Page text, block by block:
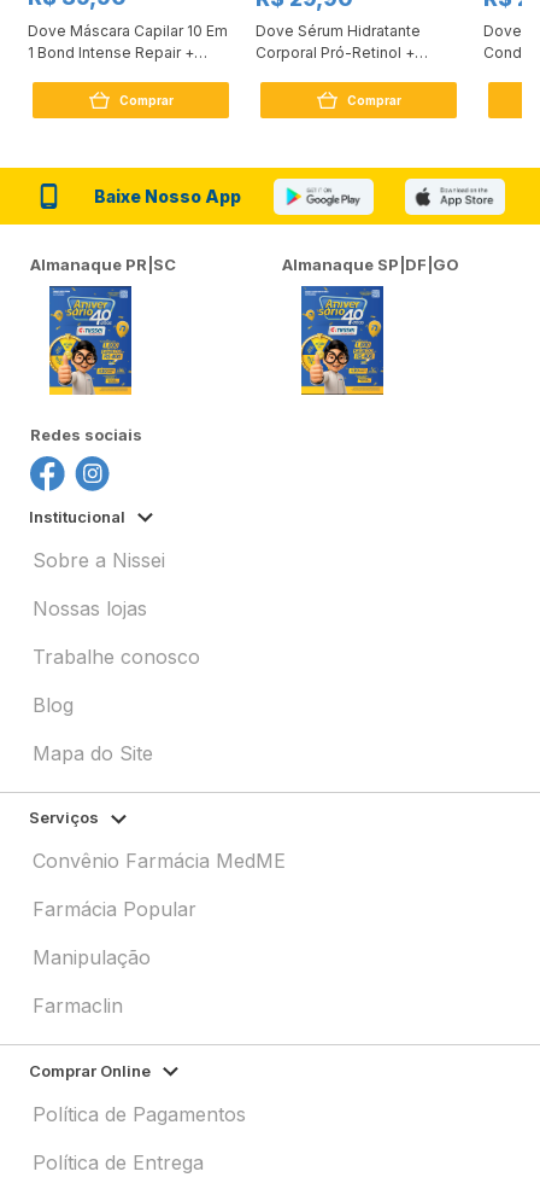
Dove Máscara Capilar 10 Em
1 Bond Intense Repair +
Comprar
Dove Sérum Hidratante
Corporal Pró-Retinol +
Comprar
Dove
Baixe Nosso App
Almanaque PR|SC Almanaque SP|DF|GO
Redes sociais
Institucional
Sobre a Nissei
Nossas lojas
Trabalhe conosco
Blog
Mapa do Site
Serviços
Convênio Farmácia MedME
Farmácia Popular
Manipulação
Farmaclin
Comprar Online
Política de Pagamentos
Política de Entrega